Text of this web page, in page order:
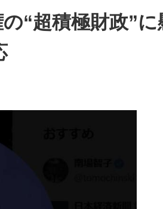
“超積極財政”